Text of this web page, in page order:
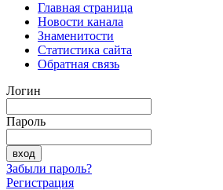
Главная страница
Новости канала
Знаменитости
Статистика сайта
Обратная связь
Логин
Пароль
Забыли пароль?
Регистрация